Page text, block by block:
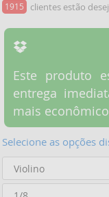
1915 clientes estão
Este produto
entrega
mais
Selecione as opções